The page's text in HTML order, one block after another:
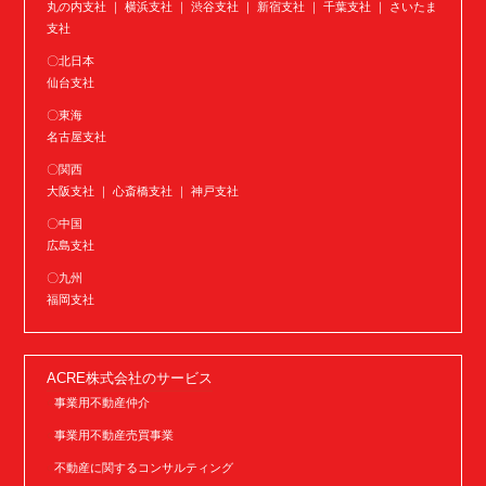
丸の内支社 ｜ 横浜支社 ｜ 渋谷支社 ｜ 新宿支社 ｜ 千葉支社 ｜ さいたま
支社
〇北日本
仙台支社
〇東海
名古屋支社
〇関西
大阪支社 ｜ 心斎橋支社 ｜ 神戸支社
〇中国
広島支社
〇九州
福岡支社
ACRE株式会社のサービス
事業用不動産仲介
事業用不動産売買事業
不動産に関するコンサルティング